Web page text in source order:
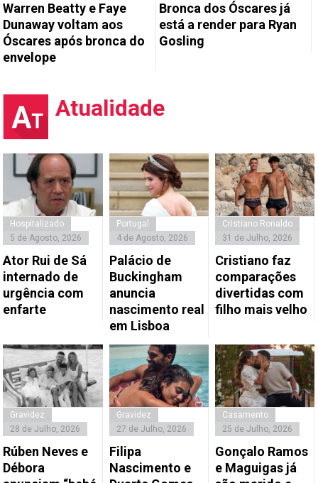
Warren Beatty e Faye
Dunaway voltam aos
Óscares após bronca do
envelope
Bronca dos Óscares já
está a render para Ryan
Gosling
Atualidade
Hospitalizado
5 de Agosto, 2026
Ator Rui de Sá
internado de
urgência com
enfarte
Portugal
4 de Agosto, 2026
Palácio de
Buckingham
anuncia
nascimento real
em Lisboa
Cristiano Ronaldo
31 de Julho, 2026
Cristiano faz
comparações
divertidas com
filho mais velho
Gravidez
28 de Julho, 2026
Rúben Neves e
Débora
Gravidez
27 de Julho, 2026
Filipa
Nascimento e
Casamento
25 de Julho, 2026
Gonçalo Ramos
e Maguigas já